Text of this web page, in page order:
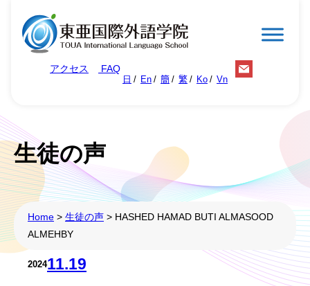
アクセス FAQ
日 En 簡 繁 Ko Vn
生徒の声
Home > 生徒の声 > HASHED HAMAD BUTI ALMASOOD
ALMEHBY
202411.19